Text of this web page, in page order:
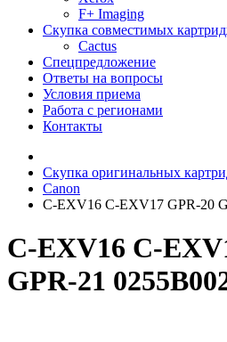
F+ Imaging
Скупка совместимых
Cactus
Спецпредложение
Ответы на вопросы
Условия приема
Работа с регионами
Контакты
Скупка оригинальных
Canon
C-EXV16 C-EXV17 GPR-20
C-EXV16 C-
GPR-21